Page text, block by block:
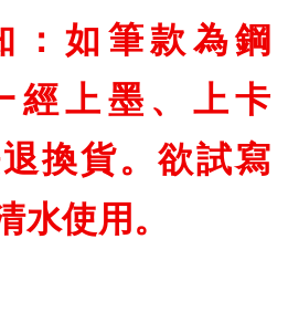
：如筆款為鋼
經上墨、上卡
換貨。欲試寫
水使用。